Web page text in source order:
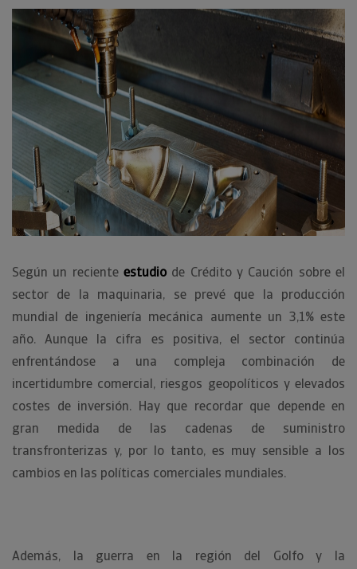
Según un reciente estudio de Crédito y Caución sobre el
sector de la maquinaria, se prevé que la producción
mundial de ingeniería mecánica aumente un 3,1% este
año. Aunque la cifra es positiva, el sector continúa
enfrentándose a una compleja combinación de
incertidumbre comercial, riesgos geopolíticos y elevados
costes de inversión. Hay que recordar que depende en
gran medida de las cadenas de suministro
transfronterizas y, por lo tanto, es muy sensible a los
cambios en las políticas comerciales mundiales.
Además, la guerra en la región del Golfo y la